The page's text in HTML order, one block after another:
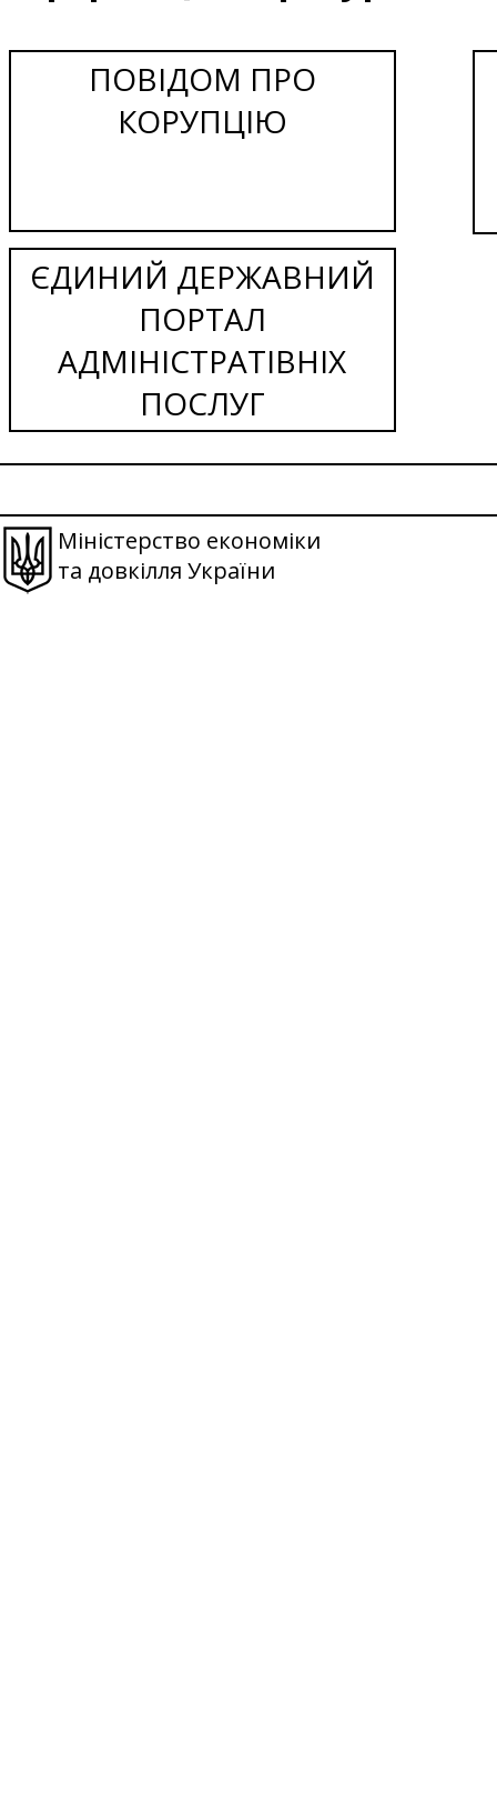
ПОВІДОМ ПРО
КОРУПЦІЮ
ЄДИНИЙ ДЕРЖАВНИЙ
ПОРТАЛ
АДМІНІСТРАТІВНІХ
ПОСЛУГ
Міністерство економіки
та довкілля України